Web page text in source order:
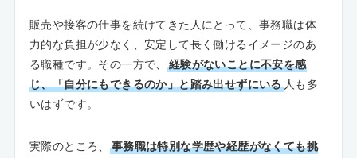
販売や接客の仕事を続けてきた人にとって、事務職は体
力的な負担が少なく、安定して長く働けるイメージのあ
る職種です。その一方で、
経験がないことに不安を感
じ、「自分にもできるのか」と踏み出せずにいる人も多
いはずです。
実際のところ、
事務職は特別な学歴や経歴がなくても挑